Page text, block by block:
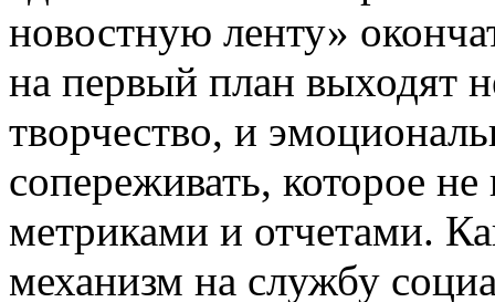
новостную ленту»
на первый план выходят
творчество, и
сопереживать, которое
метриками и отчетами.
механизм на службу